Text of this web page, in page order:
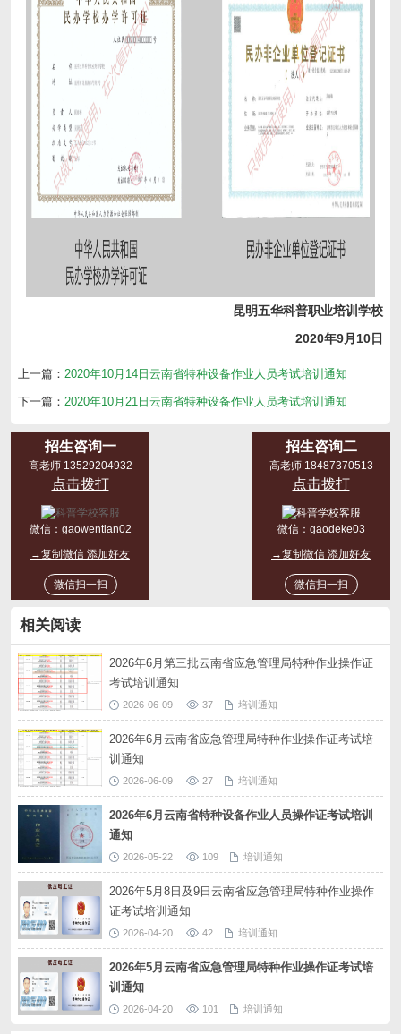
昆明五华科普职业培训学校
2020年9月 10日
上一篇：2020年10月14日云南省特种设备作业人员考试培训通知
下一篇：2020年10月21日云南省特种设备作业人员考试培训通知
招生咨询一
高老师 13529204932
点击拨打
微信： gaowentian02
→复制微信 添加好友
微信扫一扫
招生咨询二
高老师 18487370513
点击拨打
微信： gaodeke03
→复制微信 添加好友
微信扫一扫
相关阅读
2026年6月第三批云南省应急管理局特种作业操作证
考试培训通知
2026-06-09 37 培训通知
2026年6月云南省应急管理局特种作业操作证考试培
训通知
2026-06-09 27 培训通知
2026年6月云南省特种设备作业人员操作证考试培训
通知
2026-05-22 109 培训通知
2026年5月8日及9日云南省应急管理局特种作业操作
证考试培训通知
2026-04-20 42 培训通知
2026年5月云南省应急管理局特种作业操作证考试培
训通知
2026-04-20 101 培训通知